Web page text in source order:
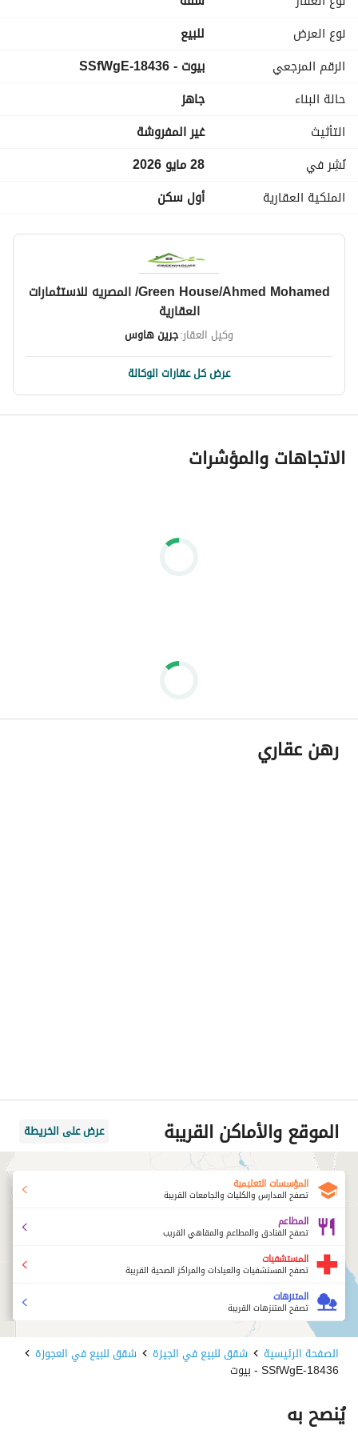
نوع العرض
للبيع
الرقم المرجعي
بيوت - 18436-SSfWgE
حالة البناء
جاهز
التأثيث
غير المفروشة
نُشِر في
28 مايو 2026
الملكية العقارية
أول سكن
Green House/Ahmed Mohamed/ المصريه للاستثمارات
العقارية
وكيل العقار:جرين هاوس
عرض كل عقارات الوكالة
الاتجاهات والمؤشرات
رهن عقاري
الموقع والأماكن القريبة عرض على الخريطة
المؤسسات التعليمية
تصفح المدارس والكليات والجامعات القريبة
المطاعم
تصفح الفنادق والمطاعم والمقاهي القريب
المستشفيات
تصفح المستشفيات والعيادات والمراكز الصحية القريبة
المتنزهات
تصفح المتنزهات القريبة
الصفحة الرئيسية شقق للبيع في الجيزة شقق للبيع في العجوزة
18436-SSfWgE - بيوت
يُنصح به